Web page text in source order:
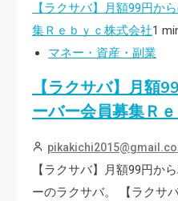
【ラクサバ】月額99円か
集Ｒｅｂｙｃ株式会社1
マネー・資産・副業
【ラクサバ】月額
ーバー会員募集Ｒ
【ラクサバ】月額99円か
ーのラクサバ。 【ラクサ